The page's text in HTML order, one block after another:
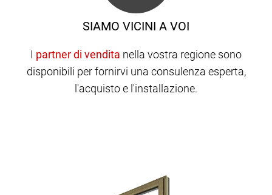
SIAMO VICINI A VOI
I
nella vostra regione sono
disponibili per fornirvi una consulenza esperta,
l'acquisto e l'installazione.